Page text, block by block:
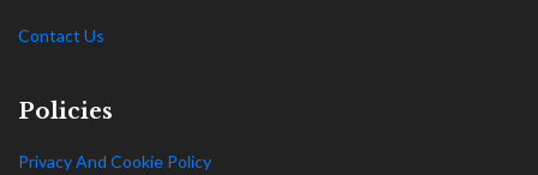
Contact Us
Policies
Privacy And Cookie Policy